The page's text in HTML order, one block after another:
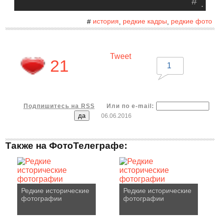
.
# история редкие кадры редкие фото
21
Tweet
1
Подпишитесь на RSS
Или по e-mail:
06.06.2016
Также на ФотоТелеграфе:
Редкие исторические
фотографии
Редкие исторические
фотографии